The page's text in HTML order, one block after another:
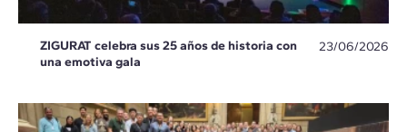
ZIGURAT celebra sus 25 años de historia con
una emotiva gala
23/06/2026